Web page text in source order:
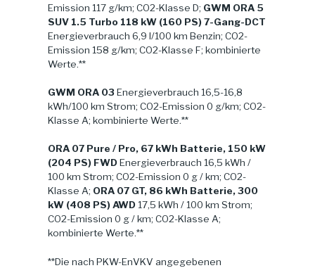
Emission 117 g/km; CO2-Klasse D; GWM ORA 5
SUV 1.5 Turbo 118 kW (160 PS) 7-Gang-DCT
Energieverbrauch 6,9 l/100 km Benzin; CO2-
Emission 158 g/km; CO2-Klasse F; kombinierte
Werte.**
GWM ORA 03 Energieverbrauch 16,5-16,8
kWh/100 km Strom; CO2-Emission 0 g/km; CO2-
Klasse A; kombinierte Werte.**
ORA 07 Pure / Pro, 67 kWh Batterie, 150 kW
(204 PS) FWD Energieverbrauch 16,5 kWh /
100 km Strom; CO2-Emission 0 g / km; CO2-
Klasse A; ORA 07 GT, 86 kWh Batterie, 300
kW (408 PS) AWD 17,5 kWh / 100 km Strom;
CO2-Emission 0 g / km; CO2-Klasse A;
kombinierte Werte.**
**Die nach PKW-EnVKV angegebenen